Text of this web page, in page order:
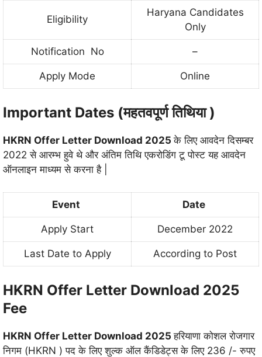
Eligibility
Haryana Candidates
Only
Notification No –
Apply Mode Online
Important Dates (महतवपूर्ण तिथिया )
HKRN Offer Letter Download 2025के लिए आवदेन दिसम्बर
2022 से आरम्भ हुवे थे और अंतिम तिथि एकरोडिंग टू पोस्ट यह आवदेन
ऑनलाइन माध्यम से करना है |
Event Date
Apply Start December 2022
Last Date to Apply According to Post
HKRN Offer Letter Download 2025
Fee
HKRN Offer Letter Download 2025हरियाणा कोशल रोजगार
निगम (HKRN ) पद के लिए शुल्क ऑल कैंडिडेट्स के लिए 236 /- रुपए